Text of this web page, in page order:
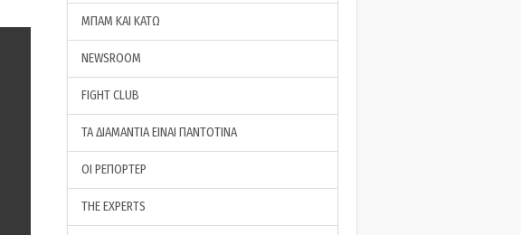
ΜΠΑΜ ΚΑΙ ΚΑΤΩ
NEWSROOM
FIGHT CLUB
ΤΑ ΔΙΑΜΑΝΤΙΑ ΕΙΝΑΙ ΠΑΝΤΟΤΙΝΑ
ΟΙ ΡΕΠΟΡΤΕΡ
THE EXPERTS